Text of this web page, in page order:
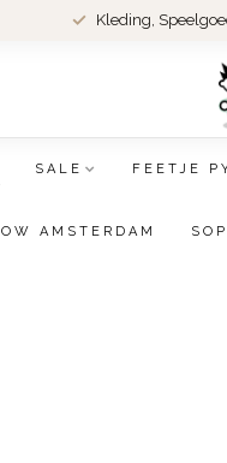
Kleding,
SALE FEETJE
AMSTERDAM